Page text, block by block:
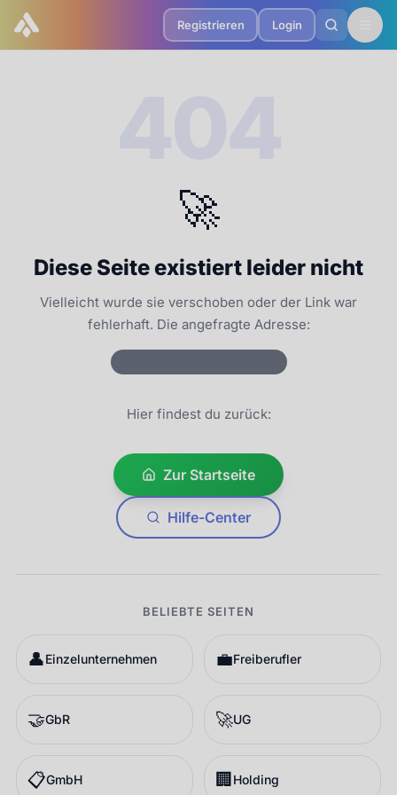
Registrieren Login
🚀
Diese Seite existiert leider nicht
Vielleicht wurde sie verschoben oder der Link war
fehlerhaft. Die angefragte Adresse:
Hier findest du zurück:
Zur Startseite
Hilfe-Center
BELIEBTE SEITEN
👤Einzelunternehmen 💼Freiberufler
🤝GbR 🚀UG
📋GmbH 🏢 Holding